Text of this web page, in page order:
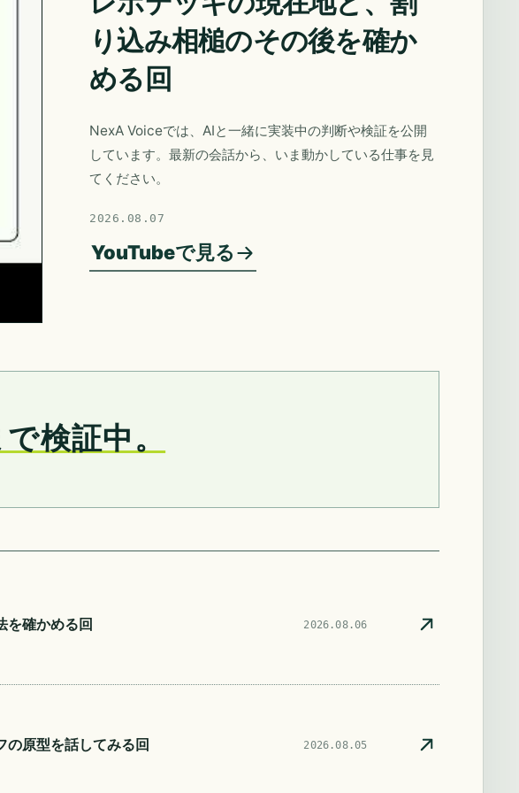
り込み相槌のその後を確か
める回
NexA Voiceでは、AIと一緒に実装中の判断や検証を公開
しています。最新の会話から、いま動かしている仕事を見
てください。
2026.08.07
YouTubeで見る
検証中。
を確かめる回 2026.08.06
原型を話してみる回 2026.08.05